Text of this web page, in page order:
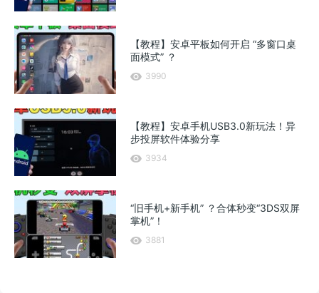
【教程】安卓平板如何开启 “多窗口桌
面模式” ？
3990
【教程】安卓手机USB3.0新玩法！异
步投屏软件体验分享
3934
“旧手机+新手机” ？合体秒变“3DS双屏
掌机”！
3881